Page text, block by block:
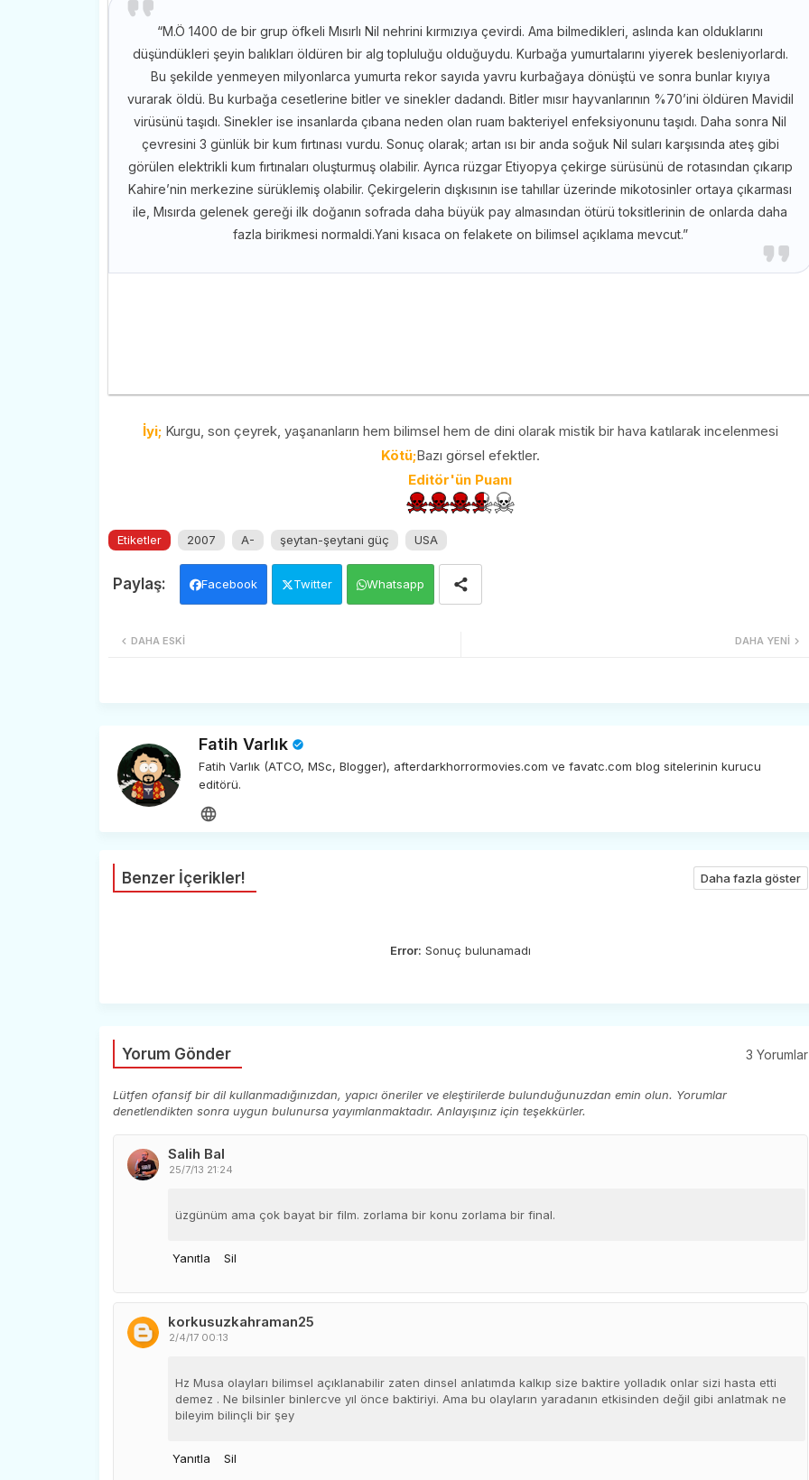
“M.Ö 1400 de bir grup öfkeli Mısırlı Nil nehrini kırmızıya çevirdi. Ama bilmedikleri, aslında kan olduklarını
düşündükleri şeyin balıkları öldüren bir alg topluluğu olduğuydu. Kurbağa yumurtalarını yiyerek besleniyorlardı.
Bu şekilde yenmeyen milyonlarca yumurta rekor sayıda yavru kurbağaya dönüştü ve sonra bunlar kıyıya
vurarak öldü. Bu kurbağa cesetlerine bitler ve sinekler dadandı. Bitler mısır hayvanlarının %70’ini öldüren Mavidil
virüsünü taşıdı. Sinekler ise insanlarda çıbana neden olan ruam bakteriyel enfeksiyonunu taşıdı. Daha sonra Nil
çevresini 3 günlük bir kum fırtınası vurdu. Sonuç olarak; artan ısı bir anda soğuk Nil suları karşısında ateş gibi
görülen elektrikli kum fırtınaları oluşturmuş olabilir. Ayrıca rüzgar Etiyopya çekirge sürüsünü de rotasından çıkarıp
Kahire’nin merkezine sürüklemiş olabilir. Çekirgelerin dışkısının ise tahıllar üzerinde mikotosinler ortaya çıkarması
ile, Mısırda gelenek gereği ilk doğanın sofrada daha büyük pay almasından ötürü toksitlerinin de onlarda daha
fazla birikmesi normaldi.Yani kısaca on felakete on bilimsel açıklama mevcut.”
İyi; Kurgu, son çeyrek, yaşananların hem bilimsel hem de dini olarak mistik bir hava katılarak incelenmesi
Kötü;Bazı görsel efektler.
Editör'ün Puanı
Etiketler 2007 A- şeytan-şeytani güç USA
Facebook Twitter Whatsapp
DAHA YENI
DAHA ESKI
Fatih Varlık
Fatih Varlık (ATCO, MSc, Blogger), afterdarkhorrormovies.com ve favatc.com blog sitelerinin kurucu
editörü.
Benzer İçerikler! Daha fazla göster
Error: Sonuç bulunamadı
Yorum Gönder 3 Yorumlar
Lütfen ofansif bir dil kullanmadığınızdan, yapıcı öneriler ve eleştirilerde bulunduğunuzdan emin olun. Yorumlar
denetlendikten sonra uygun bulunursa yayımlanmaktadır. Anlayışınız için teşekkürler.
Salih Bal
25/7/13 21:24
üzgünüm ama çok bayat bir film. zorlama bir konu zorlama bir final.
Yanıtla Sil
korkusuzkahraman25
2/4/17 00:13
Hz Musa olayları bilimsel açıklanabilir zaten dinsel anlatımda kalkıp size baktire yolladık onlar sizi hasta etti
demez . Ne bilsinler binlercve yıl önce baktiriyi. Ama bu olayların yaradanın etkisinden değil gibi anlatmak ne
bileyim bilinçli bir şey
Yanıtla Sil